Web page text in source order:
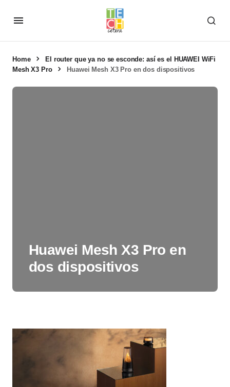
Home
El router que ya no se esconde: así es el HUAWEI WiFi
Mesh X3 Pro
Huawei Mesh X3 Pro en dos dispositivos
Huawei Mesh X3 Pro en
dos dispositivos